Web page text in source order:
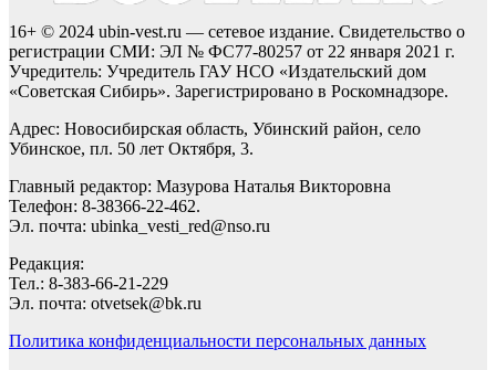
16+ © 2024 ubin-vest.ru — сетевое издание. Свидетельство о
регистрации СМИ: ЭЛ № ФС77-80257 от 22 января 2021 г.
Учредитель: Учредитель ГАУ НСО «Издательский дом
«Советская Сибирь». Зарегистрировано в Роскомнадзоре.
Адрес: Новосибирская область, Убинский район, село
Убинское, пл. 50 лет Октября, 3.
Главный редактор: Мазурова Наталья Викторовна
Телефон: 8-38366-22-462.
Эл. почта: ubinka_vesti_red@nso.ru
Редакция:
Тел.: 8-383-66-21-229
Эл. почта: otvetsek@bk.ru
Политика конфиденциальности персональных данных